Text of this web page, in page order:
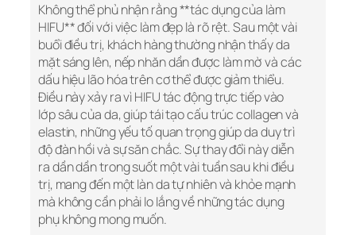
Không thể phủ nhận rằng **tác dụng của làm
HIFU** đối với việc làm đẹp là rõ rệt. Sau một vài
buổi điều trị, khách hàng thường nhận thấy da
mặt sáng lên, nếp nhăn dần được làm mờ và các
dấu hiệu lão hóa trên cơ thể được giảm thiểu.
Điều này xảy ra vì HIFU tác động trực tiếp vào
lớp sâu của da, giúp tái tạo cấu trúc collagen và
elastin, những yếu tố quan trọng giúp da duy trì
độ đàn hồi và sự săn chắc. Sự thay đổi này diễn
ra dần dần trong suốt một vài tuần sau khi điều
trị, mang đến một làn da tự nhiên và khỏe mạnh
mà không cần phải lo lắng về những tác dụng
phụ không mong muốn.